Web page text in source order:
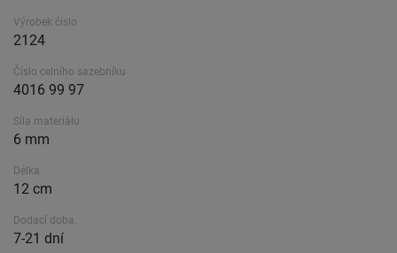
Výrobek číslo
2124
Číslo celního sazebníku
4016 99 97
Síla materiálu
6 mm
Délka
12 cm
Dodací doba.
7-21 dní